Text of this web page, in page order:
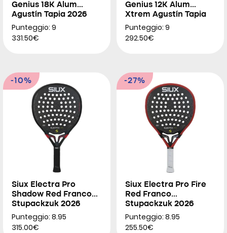
Genius 18K Alum
Agustín Tapia 2026
Punteggio: 9
331.50€
Genius 12K Alum
Xtrem Agustín Tapia
2026
Punteggio: 9
292.50€
-10%
Siux Electra Pro
Shadow Red Franco
Stupackzuk 2026
Punteggio: 8.95
315.00€
-27%
Siux Electra Pro Fire
Red Franco
Stupackzuk 2026
Punteggio: 8.95
255.50€